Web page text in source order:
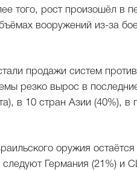
того, рост произошёл в
вооружений из-за
продажи систем
резко вырос в
в 10 стран Азии (40%), в
оружия
следуют Германия (21%) и